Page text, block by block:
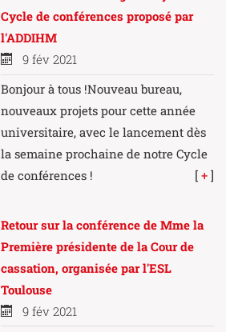
Cycle de conférences proposé par
l'ADDIHM
9 fév 2021
Bonjour à tous !Nouveau bureau,
nouveaux projets pour cette année
universitaire, avec le lancement dès
la semaine prochaine de notre Cycle
de conférences !
[ + ]
Retour sur la conférence de Mme la
Première présidente de la Cour de
cassation, organisée par l'ESL
Toulouse
9 fév 2021